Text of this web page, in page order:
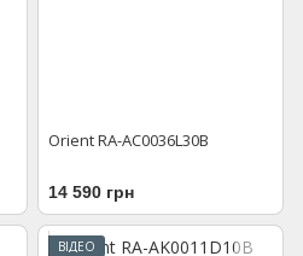
Orient RA-AC0036L30B
14 590 грн
ВІДЕО